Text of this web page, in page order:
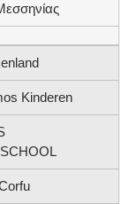
Kinderen